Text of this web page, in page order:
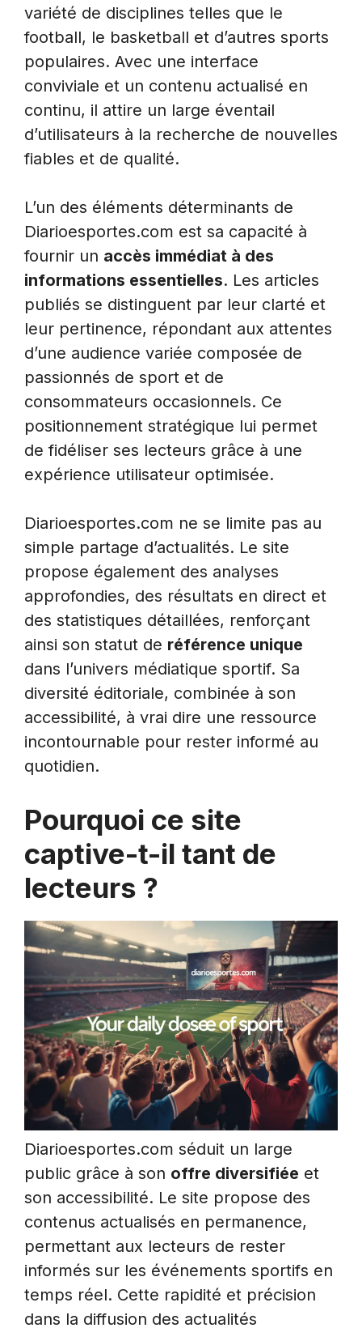
variété de disciplines telles que le
football, le basketball et d’autres sports
populaires. Avec une interface
conviviale et un contenu actualisé en
continu, il attire un large éventail
d’utilisateurs à la recherche de nouvelles
fiables et de qualité.
L’un des éléments déterminants de
Diarioesportes.com est sa capacité à
fournir un accès immédiat à des
informations essentielles. Les articles
publiés se distinguent par leur clarté et
leur pertinence, répondant aux attentes
d’une audience variée composée de
passionnés de sport et de
consommateurs occasionnels. Ce
positionnement stratégique lui permet
de fidéliser ses lecteurs grâce à une
expérience utilisateur optimisée.
Diarioesportes.com ne se limite pas au
simple partage d’actualités. Le site
propose également des analyses
approfondies, des résultats en direct et
des statistiques détaillées, renforçant
ainsi son statut de référence unique
dans l’univers médiatique sportif. Sa
diversité éditoriale, combinée à son
accessibilité, à vrai dire une ressource
incontournable pour rester informé au
quotidien.
Pourquoi ce site
captive-t-il tant de
lecteurs ?
Diarioesportes.com séduit un large
public grâce à son offre diversifiée et
son accessibilité. Le site propose des
contenus actualisés en permanence,
permettant aux lecteurs de rester
informés sur les événements sportifs en
temps réel. Cette rapidité et précision
dans la diffusion des actualités